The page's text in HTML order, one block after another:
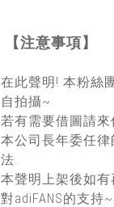
【注意事項】
在此聲明! 本粉絲
自拍攝~
若有需要借圖請來
本公司長年委任
法.
本聲明上架後如
對adiFANS的支持